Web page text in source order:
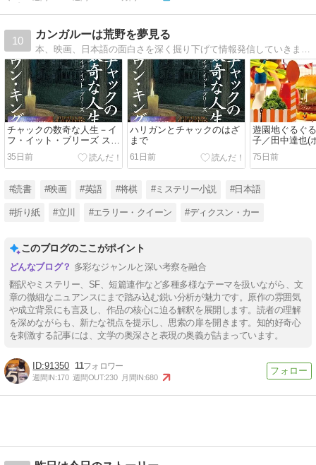
10
カンガルーは荒野を夢見る
チャックの数奇な人生－イ
フ・イット・ブリーズ ステ
ィーブン・キング(文藝春
秋)
35日前
ハリガンとチャックのはざ
まで
61日前
遊園地ぐるぐ
子／田中達也(
75日前
#読書 #映画 #英語 #将棋 #ミステリー小説 #日本語
#折り紙 #立川 #エラリー・クイーン #ディクスン・カー
このブログのここがポイント
多彩なジャンルと深い考察を融合
翻訳やミステリー、SF、短篇連作など多種多様なテーマを扱いながら、文
章の微細なニュアンスにまで踏み込む鋭い分析が魅力です。原作の雰囲気
や成立背景にも言及し、作品の核心に迫る解釈を展開します。読者の理解
を深めながらも、新たな視点を提示し、思索の扉を開きます。知的好奇心
を刺激する記事には、文学の奥深さと表現の奥義が詰まっています。
91350 11
週間IN:170 週間OUT:230 月間IN:680